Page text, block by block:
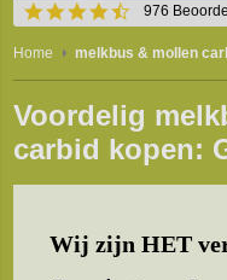
4.5
star
rating
976
Home melkbus & mollen
Voordelig
carbid kopen:
Wij zijn HET